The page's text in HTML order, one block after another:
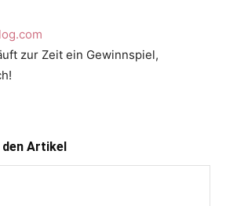
zur Zeit ein Gewinnspiel,
den Artikel